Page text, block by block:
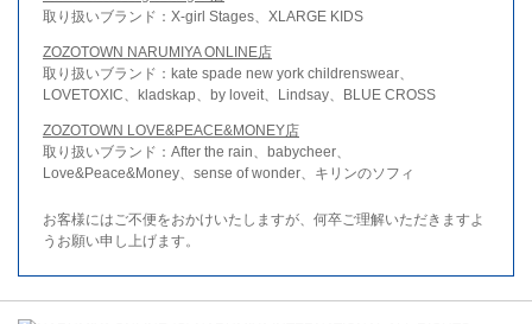
取り扱いブランド：X-girl Stages、XLARGE KIDS
ZOZOTOWN NARUMIYA ONLINE店
取り扱いブランド：kate spade new york childrenswear、
LOVETOXIC、kladskap、by loveit、Lindsay、BLUE CROSS
ZOZOTOWN LOVE&PEACE&MONEY店
取り扱いブランド：After the rain、babycheer、
Love&Peace&Money、sense of wonder、キリンのソフィ
お客様にはご不便をおかけいたしますが、何卒ご理解いただきますよ
うお願い申し上げます。